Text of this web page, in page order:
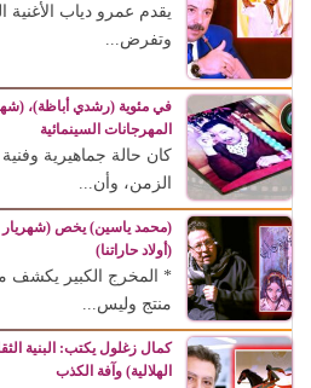
يقدم عمرو دياب
وتفرض...
في مئوية (رشدي أباظة)،
المهرجانات السينمائية
كان حالة جماهيرية
الزمن، وأن...
(محمد ياسين) يخص (شهريار
(أولاد حاراتنا)
* المخرج الكبير يكشف
منتج وليس...
الهلالية) وآفة الكذب